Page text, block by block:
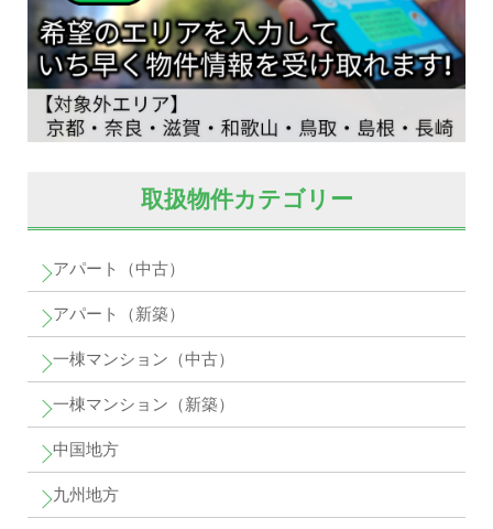
取扱物件カテゴリー
アパート（中古）
アパート（新築）
一棟マンション（中古）
一棟マンション（新築）
中国地方
九州地方